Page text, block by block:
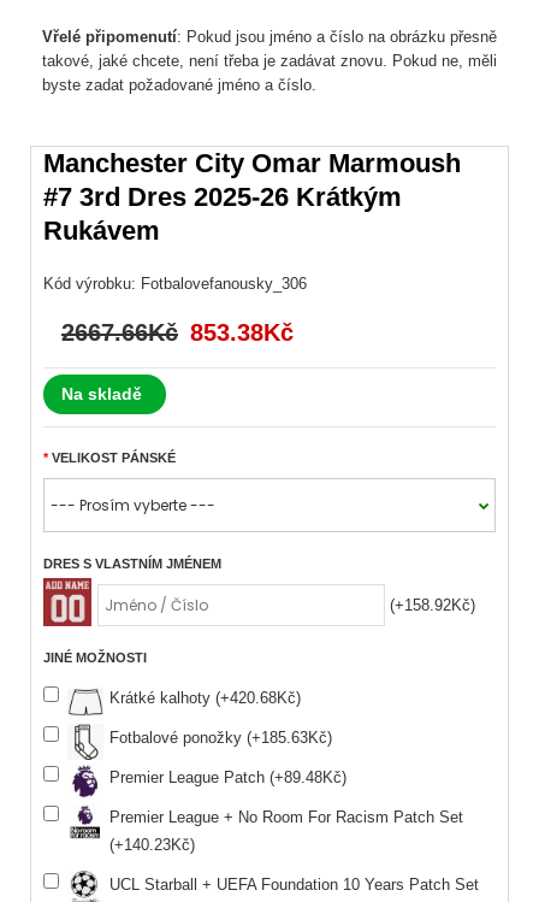
Vřelé připomenutí: Pokud jsou jméno a číslo na obrázku přesně
takové, jaké chcete, není třeba je zadávat znovu. Pokud ne, měli
byste zadat požadované jméno a číslo.
Manchester City Omar Marmoush
#7 3rd Dres 2025-26 Krátkým
Rukávem
Kód výrobku: Fotbalovefanousky_306
2667.66Kč 853.38Kč
Na skladě
VELIKOST PÁNSKÉ
DRES S VLASTNÍM JMÉNEM
(+158.92Kč)
JINÉ MOŽNOSTI
Krátké kalhoty (+420.68Kč)
Fotbalové ponožky (+185.63Kč)
Premier League Patch (+89.48Kč)
Premier League + No Room For Racism Patch Set
(+140.23Kč)
UCL Starball + UEFA Foundation 10 Years Patch Set